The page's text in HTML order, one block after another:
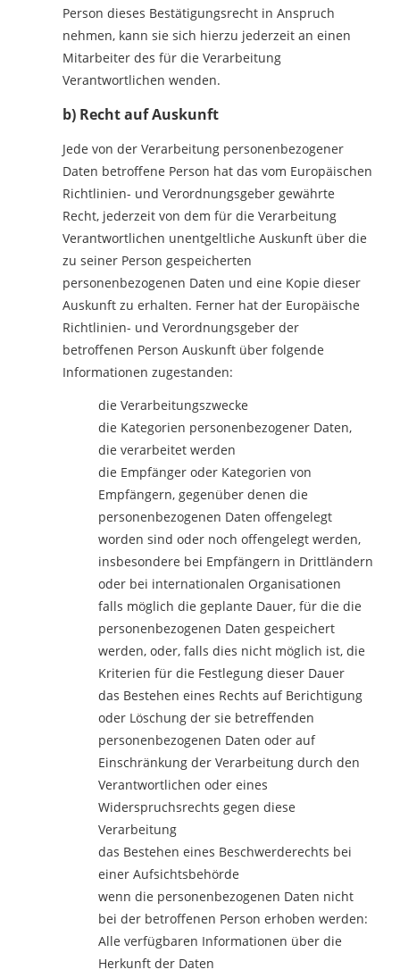
Person dieses Bestätigungsrecht in Anspruch
nehmen, kann sie sich hierzu jederzeit an einen
Mitarbeiter des für die Verarbeitung
Verantwortlichen wenden.
b) Recht auf Auskunft
Jede von der Verarbeitung personenbezogener
Daten betroffene Person hat das vom Europäischen
Richtlinien- und Verordnungsgeber gewährte
Recht, jederzeit von dem für die Verarbeitung
Verantwortlichen unentgeltliche Auskunft über die
zu seiner Person gespeicherten
personenbezogenen Daten und eine Kopie dieser
Auskunft zu erhalten. Ferner hat der Europäische
Richtlinien- und Verordnungsgeber der
betroffenen Person Auskunft über folgende
Informationen zugestanden:
die Verarbeitungszwecke
die Kategorien personenbezogener Daten,
die verarbeitet werden
die Empfänger oder Kategorien von
Empfängern, gegenüber denen die
personenbezogenen Daten offengelegt
worden sind oder noch offengelegt werden,
insbesondere bei Empfängern in Drittländern
oder bei internationalen Organisationen
falls möglich die geplante Dauer, für die die
personenbezogenen Daten gespeichert
werden, oder, falls dies nicht möglich ist, die
Kriterien für die Festlegung dieser Dauer
das Bestehen eines Rechts auf Berichtigung
oder Löschung der sie betreffenden
personenbezogenen Daten oder auf
Einschränkung der Verarbeitung durch den
Verantwortlichen oder eines
Widerspruchsrechts gegen diese
Verarbeitung
das Bestehen eines Beschwerderechts bei
einer Aufsichtsbehörde
wenn die personenbezogenen Daten nicht
bei der betroffenen Person erhoben werden:
Alle verfügbaren Informationen über die
Herkunft der Daten